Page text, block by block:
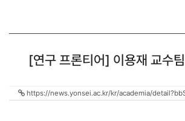
[연구 프론티어] 이용재 교수
https://news.yonsei.ac.kr/kr/academia/